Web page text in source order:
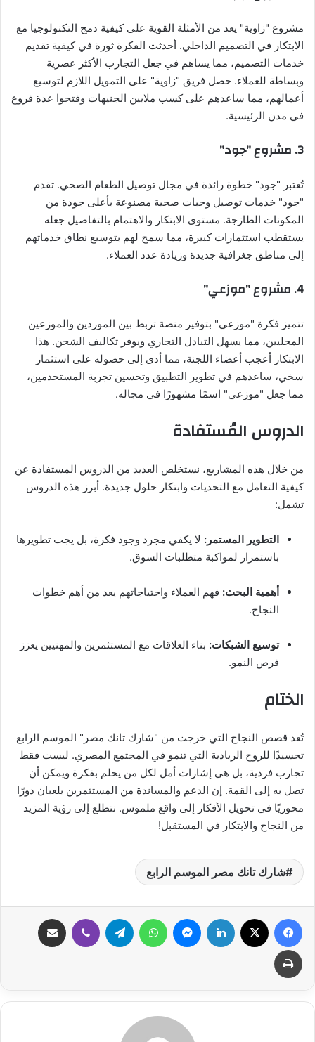
مشروع "زاوية" يعد من الأمثلة القوية على كيفية دمج التكنولوجيا مع
الابتكار في التصميم الداخلي. أحدثت الفكرة ثورة في كيفية تقديم
خدمات التصميم، مما يساهم في جعل التجارب الأكثر عصرية
وبساطة للعملاء. حصل فريق "زاوية" على التمويل اللازم لتوسيع
أعمالهم، مما ساعدهم على كسب ملايين الجنيهات وفتحوا عدة فروع
في مدن الرئيسية.
3. مشروع "جود"
تُعتبر "جود" خطوة رائدة في مجال توصيل الطعام الصحي. تقدم
"جود" خدمات توصيل وجبات صحية مصنوعة بأعلى جودة من
المكونات الطازجة. مستوى الابتكار والاهتمام بالتفاصيل جعله
يستقطب استثمارات كبيرة، مما سمح لهم بتوسيع نطاق خدماتهم
إلى مناطق جغرافية جديدة وزيادة عدد العملاء.
4. مشروع "موزعي"
تتميز فكرة "موزعي" بتوفير منصة تربط بين الموردين والموزعين
المحليين، مما يسهل التبادل التجاري ويوفر تكاليف الشحن. هذا
الابتكار أعجب أعضاء اللجنة، مما أدى إلى حصوله على استثمار
سخي، ساعدهم في تطوير التطبيق وتحسين تجربة المستخدمين،
مما جعل "موزعي" اسمًا مشهورًا في مجاله.
الدروس المُستفادة
من خلال هذه المشاريع، نستخلص العديد من الدروس المستفادة عن
كيفية التعامل مع التحديات وابتكار حلول جديدة. أبرز هذه الدروس
تشمل:
التطوير المستمر: لا يكفي مجرد وجود فكرة، بل يجب تطويرها
باستمرار لمواكبة متطلبات السوق.
أهمية البحث: فهم العملاء واحتياجاتهم يعد من أهم خطوات
النجاح.
توسيع الشبكات: بناء العلاقات مع المستثمرين والمهنيين يعزز
فرص النمو.
الختام
تُعد قصص النجاح التي خرجت من "شارك تانك مصر" الموسم الرابع
تجسيدًا للروح الريادية التي تنمو في المجتمع المصري. ليست فقط
تجارب فردية، بل هي إشارات أمل لكل من يحلم بفكرة ويمكن أن
تصل به إلى القمة. إن الدعم والمساندة من المستثمرين يلعبان دورًا
محوريًا في تحويل الأفكار إلى واقع ملموس. نتطلع إلى رؤية المزيد
من النجاح والابتكار في المستقبل!
شارك تانك مصر الموسم الرابع
فيسبوك لينكدإن ماسنجر واتساب تيلقرام ڤايبر
طباعة